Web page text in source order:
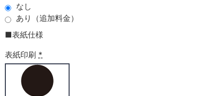
なし
あり（追加料金）
■表紙仕様
表紙印刷 *